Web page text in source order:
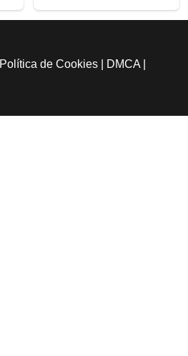
Política de Cookies DMCA